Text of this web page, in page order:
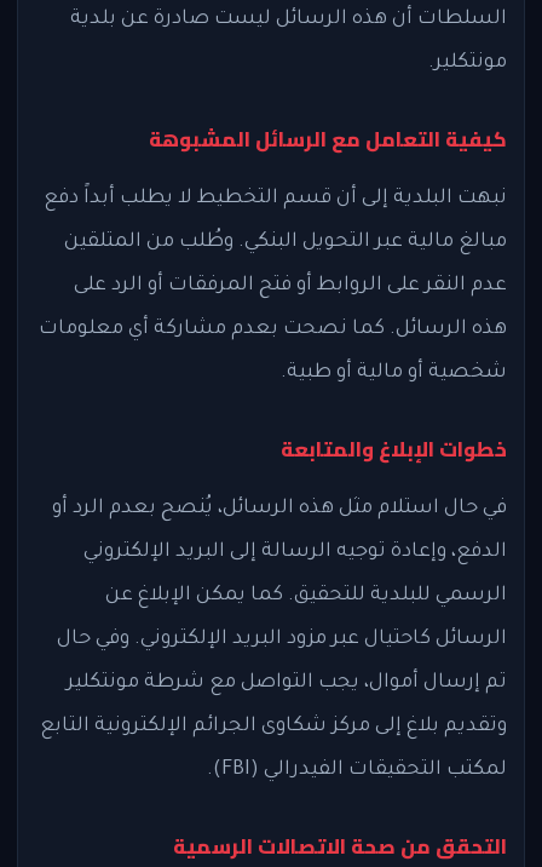
السلطات أن هذه الرسائل ليست صادرة عن بلدية
مونتكلير.
كيفية التعامل مع الرسائل المشبوهة
نبهت البلدية إلى أن قسم التخطيط لا يطلب أبداً دفع
مبالغ مالية عبر التحويل البنكي. وطُلب من المتلقين
عدم النقر على الروابط أو فتح المرفقات أو الرد على
هذه الرسائل. كما نصحت بعدم مشاركة أي معلومات
شخصية أو مالية أو طبية.
خطوات الإبلاغ والمتابعة
في حال استلام مثل هذه الرسائل، يُنصح بعدم الرد أو
الدفع، وإعادة توجيه الرسالة إلى البريد الإلكتروني
الرسمي للبلدية للتحقيق. كما يمكن الإبلاغ عن
الرسائل كاحتيال عبر مزود البريد الإلكتروني. وفي حال
تم إرسال أموال، يجب التواصل مع شرطة مونتكلير
وتقديم بلاغ إلى مركز شكاوى الجرائم الإلكترونية التابع
لمكتب التحقيقات الفيدرالي (FBI).
التحقق من صحة الاتصالات الرسمية